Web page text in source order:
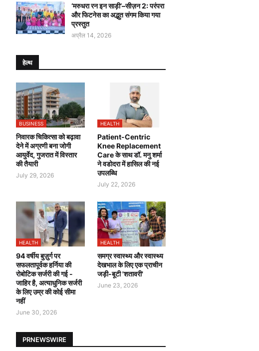
‘मरुधरा रन इन साड़ी’–सीज़न 2: परंपरा
और फिटनेस का अद्भुत संगम किया गया
प्रस्तुत
अप्रैल 14, 2026
हेल्थ
BUSINESS
निवारक चिकित्सा को बढ़ावा
देने में अग्रणी बना जोगी
आयुर्वेद, गुजरात में विस्तार
की तैयारी
July 29, 2026
HEALTH
Patient-Centric
Knee Replacement
Care के साथ डॉ. मनु शर्मा
ने वडोदरा में हासिल की नई
उपलब्धि
July 22, 2026
HEALTH
94 वर्षीय बुज़ुर्ग पर
सफलतापूर्वक हर्निया की
रोबोटिक सर्जरी की गई -
जाहिर है, अत्याधुनिक सर्जरी
के लिए उम्र की कोई सीमा
नहीं
June 30, 2026
HEALTH
समग्र स्वास्थ्य और स्वास्थ्य
देखभाल के लिए एक प्राचीन
जड़ी-बूटी 'शतावरी'
June 23, 2026
PRNEWSWIRE